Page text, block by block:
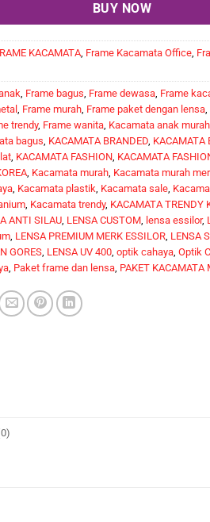
BUY NOW
KACAMATA, Frame Kacamata Office,
, Frame bagus, Frame dewasa, Frame
, Frame murah, Frame paket dengan lensa,
trendy, Frame wanita, Kacamata anak murah
bagus, KACAMATA BRANDED, KACAMATA
, KACAMATA FASHION, KACAMATA
, Kacamata murah, Kacamata murah
, Kacamata plastik, Kacamata sale,
, Kacamata trendy, KACAMATA TRENDY
ANTI SILAU, LENSA CUSTOM, lensa essilor,
, LENSA PREMIUM MERK ESSILOR, LENSA
GORES, LENSA UV 400, optik cahaya, Optik
, Paket frame dan lensa, PAKET KACAMATA